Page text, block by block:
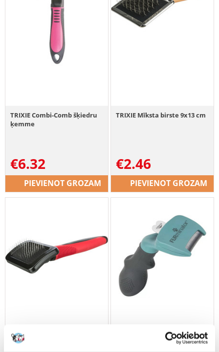
TRIXIE Combi-Comb šķiedru
ķemme
€6.32
PIEVIENOT GROZAM
TRIXIE Mīksta birste 9x13 cm
€2.46
PIEVIENOT GROZAM